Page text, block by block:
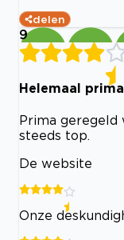
delen
9
Helemaal prima
Prima geregeld
steeds top.
De website
Onze